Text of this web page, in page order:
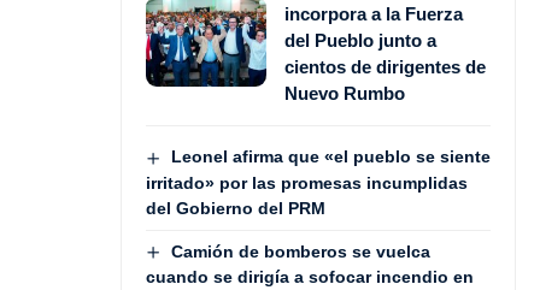
incorpora a la Fuerza
del Pueblo junto a
cientos de dirigentes de
Nuevo Rumbo
Leonel afirma que «el pueblo se siente
irritado» por las promesas incumplidas
del Gobierno del PRM
Camión de bomberos se vuelca
cuando se dirigía a sofocar incendio en